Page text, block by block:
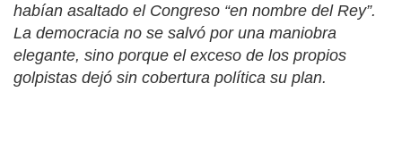
habían asaltado el Congreso “en nombre del Rey”.
La democracia no se salvó por una maniobra
elegante, sino porque el exceso de los propios
golpistas dejó sin cobertura política su plan.